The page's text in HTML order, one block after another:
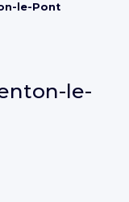
le-Pont
le-